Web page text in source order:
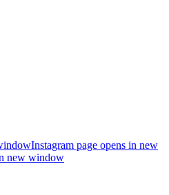
Instagram page opens in new
new window